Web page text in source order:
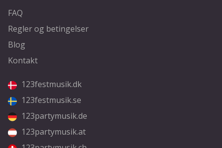
FAQ
Regler og betingelser
Blog
Kontakt
123festmusik.dk
123festmusik.se
123partymusik.de
123partymusik.at